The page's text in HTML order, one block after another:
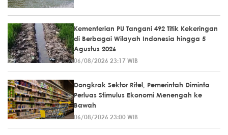
Kementerian PU Tangani 492 Titik Kekeringan
di Berbagai Wilayah Indonesia hingga 5
Agustus 2026
06/08/2026 23:17 WIB
Dongkrak Sektor Ritel, Pemerintah Diminta
Perluas Stimulus Ekonomi Menengah ke
Bawah
06/08/2026 23:00 WIB